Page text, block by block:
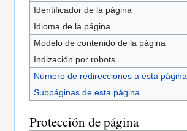
Identificador de la página
Idioma de la página
Modelo de contenido de la página
Indización por robots
Número de redirecciones a esta página
Subpáginas de esta página
Protección de página